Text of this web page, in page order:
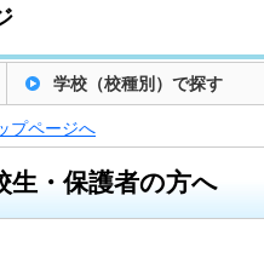
学校（校種別）で探す
プページへ
生・保護者の方へ